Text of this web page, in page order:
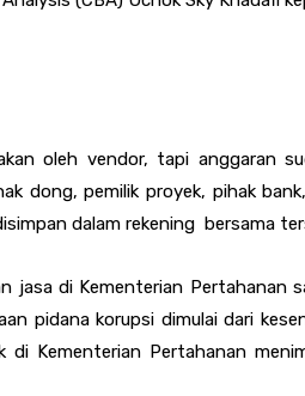
oleh vendor, tapi anggaran
dong, pemilik proyek, pihak
dalam rekening bersama
jasa di Kementerian Pertahanan
pidana korupsi dimulai dari
Kementerian Pertahanan